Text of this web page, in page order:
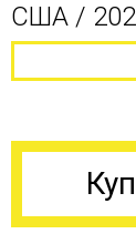
США /